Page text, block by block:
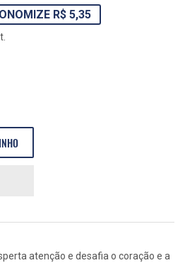
R$ 5,35
atenção e desafia o coração e a